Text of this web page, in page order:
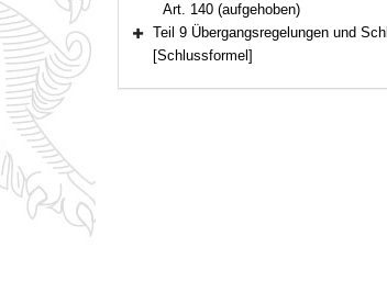
Art. 140 (aufgehoben)
Bereich erweitern
Teil 9 Übergangsregelungen und Schlussvorschriften (Art. 141–147)
[Schlussformel]